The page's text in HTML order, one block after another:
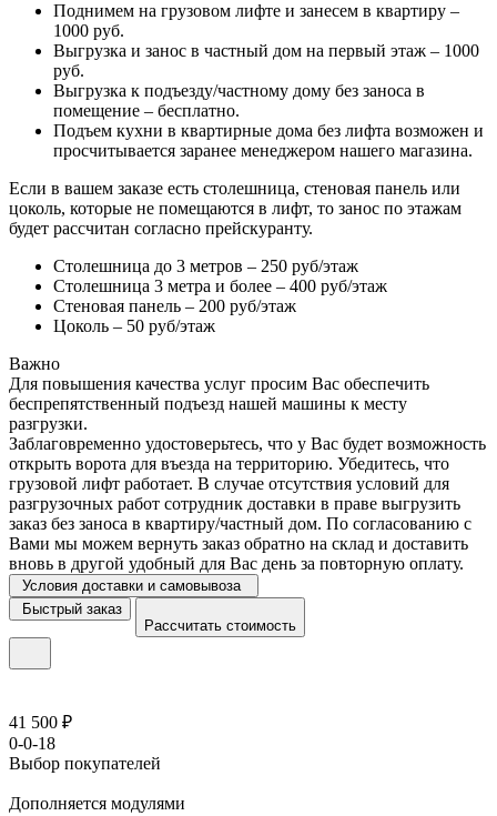
Поднимем на грузовом лифте и занесем в квартиру –
1000 руб.
Выгрузка и занос в частный дом на первый этаж – 1000
руб.
Выгрузка к подъезду/частному дому без заноса в
помещение – бесплатно.
Подъем кухни в квартирные дома без лифта возможен и
просчитывается заранее менеджером нашего магазина.
Если в вашем заказе есть столешница, стеновая панель или
цоколь, которые не помещаются в лифт, то занос по этажам
будет рассчитан согласно прейскуранту.
Столешница до 3 метров – 250 руб/этаж
Столешница 3 метра и более – 400 руб/этаж
Стеновая панель – 200 руб/этаж
Цоколь – 50 руб/этаж
Важно
Для повышения качества услуг просим Вас обеспечить
беспрепятственный подъезд нашей машины к месту
разгрузки.
Заблаговременно удостоверьтесь, что у Вас будет возможность
открыть ворота для въезда на территорию. Убедитесь, что
грузовой лифт работает. В случае отсутствия условий для
разгрузочных работ сотрудник доставки в праве выгрузить
заказ без заноса в квартиру/частный дом. По согласованию с
Вами мы можем вернуть заказ обратно на склад и доставить
вновь в другой удобный для Вас день за повторную оплату.
Условия доставки и самовывоза
Быстрый заказ
Рассчитать стоимость
41 500 ₽
0-0-18
Выбор покупателей
Дополняется модулями